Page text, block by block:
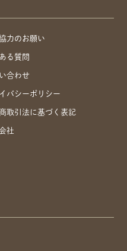
選択
力のお願い
る質問
合わせ
バシーポリシー
取引法に基づく表記
社